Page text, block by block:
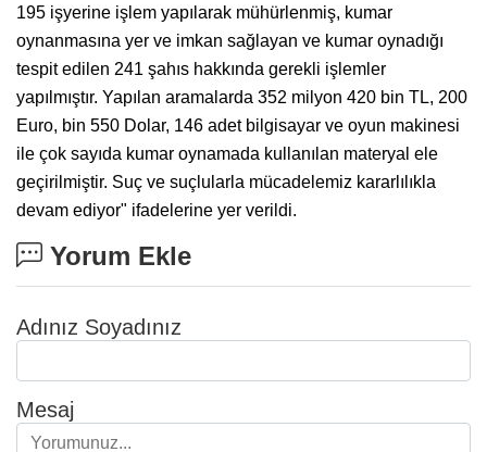
195 işyerine işlem yapılarak mühürlenmiş, kumar
oynanmasına yer ve imkan sağlayan ve kumar oynadığı
tespit edilen 241 şahıs hakkında gerekli işlemler
yapılmıştır. Yapılan aramalarda 352 milyon 420 bin TL, 200
Euro, bin 550 Dolar, 146 adet bilgisayar ve oyun makinesi
ile çok sayıda kumar oynamada kullanılan materyal ele
geçirilmiştir. Suç ve suçlularla mücadelemiz kararlılıkla
devam ediyor" ifadelerine yer verildi.
Yorum Ekle
Adınız Soyadınız
Mesaj